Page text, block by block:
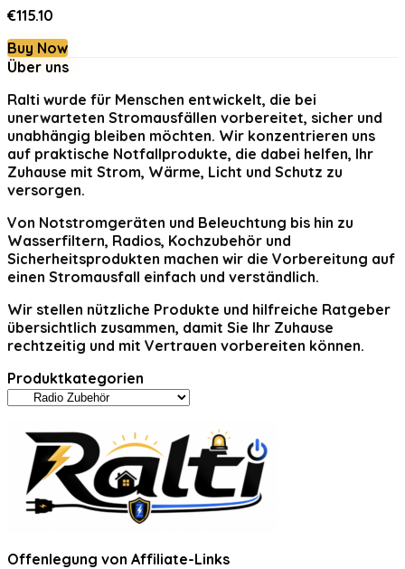
€115.10
Buy Now
Über uns
Ralti wurde für Menschen entwickelt, die bei
unerwarteten Stromausfällen vorbereitet, sicher und
unabhängig bleiben möchten. Wir konzentrieren uns
auf praktische Notfallprodukte, die dabei helfen, Ihr
Zuhause mit Strom, Wärme, Licht und Schutz zu
versorgen.
Von Notstromgeräten und Beleuchtung bis hin zu
Wasserfiltern, Radios, Kochzubehör und
Sicherheitsprodukten machen wir die Vorbereitung auf
einen Stromausfall einfach und verständlich.
Wir stellen nützliche Produkte und hilfreiche Ratgeber
übersichtlich zusammen, damit Sie Ihr Zuhause
rechtzeitig und mit Vertrauen vorbereiten können.
Produktkategorien
Offenlegung von Affiliate-Links